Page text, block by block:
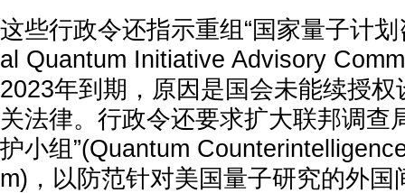
这些行政令还指示重组“国家量子计
al Quantum Initiative Advisory
2023年到期，原因是国会未能续授
关法律。行政令还要求扩大联邦调查
护小组”(Quantum
m)，以防范针对美国量子研究的外国